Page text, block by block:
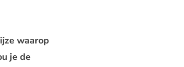
waarop
je de